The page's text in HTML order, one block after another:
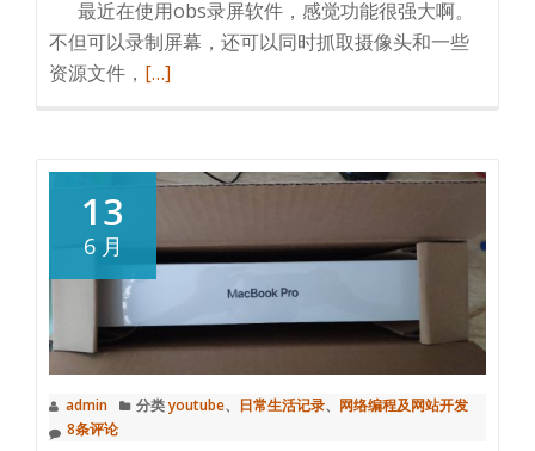
最近在使用obs录屏软件，感觉功能很强大啊。
不但可以录制屏幕，还可以同时抓取摄像头和一些
资源文件， 阅
录
软
件
obs，
mac
升
级
[…]
13
6 月
admin 分类youtube、 日常生活记录、 网络编程及网站开发
8条评论